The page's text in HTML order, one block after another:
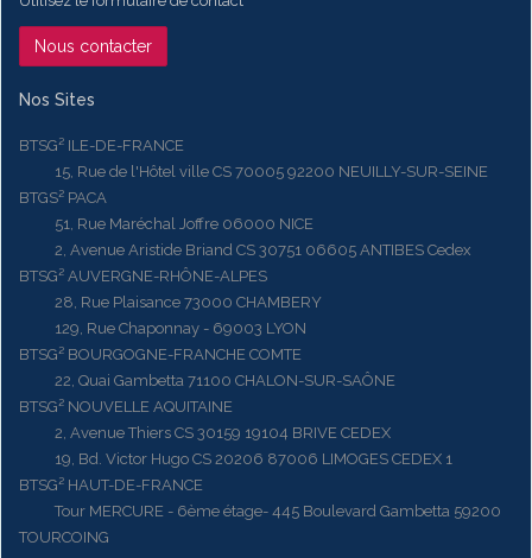
Nous contacter
Nos Sites
BTSG² ILE-DE-FRANCE
15, Rue de l'Hôtel ville CS 70005 92200 NEUILLY-SUR-SEINE
BTGS² PACA
51, Rue Maréchal Joffre 06000 NICE
2, Avenue Aristide Briand CS 30751 06605 ANTIBES Cedex
BTSG² AUVERGNE-RHÔNE-ALPES
28, Rue Plaisance 73000 CHAMBERY
129, Rue Chaponnay - 69003 LYON
BTSG² BOURGOGNE-FRANCHE COMTE
22, Quai Gambetta 71100 CHALON-SUR-SAÔNE
BTSG² NOUVELLE AQUITAINE
2, Avenue Thiers CS 30159 19104 BRIVE CEDEX
19, Bd. Victor Hugo CS 20206 87006 LIMOGES CEDEX 1
BTSG² HAUT-DE-FRANCE
Tour MERCURE - 6ème étage- 445 Boulevard Gambetta 59200
TOURCOING